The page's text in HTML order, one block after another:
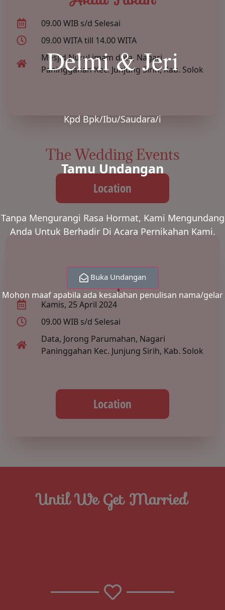
09.00 WIB s/d Selesai
09.00 WITA till 14.00 WITA
Mesjid Nurul imam data, Nagari
Paninggahan Kec. Junjung Sirih, Kab. Solok
The Wedding Events
Location
Resepsi
Kamis, 25 April 2024
09.00 WIB s/d Selesai
Data, Jorong Parumahan, Nagari
Paninggahan Kec. Junjung Sirih, Kab. Solok
Location
Until We Get Married
Delmi & Jeri
Kpd Bpk/Ibu/Saudara/i
Tamu Undangan
Tanpa Mengurangi Rasa Hormat, Kami Mengundang
Anda Untuk Berhadir Di Acara Pernikahan Kami.
Buka Undangan
Mohon maaf apabila ada kesalahan penulisan nama/gelar